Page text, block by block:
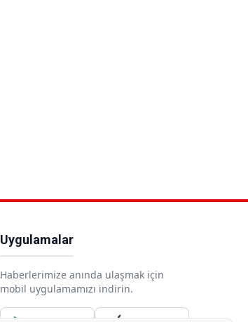
Uygulamalar
Haberlerimize anında ulaşmak için
mobil uygulamamızı indirin.